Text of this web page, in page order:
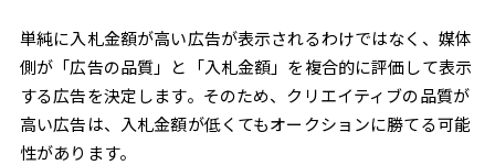
単純に入札金額が高い広告が表示されるわけではなく、媒体
側が「広告の品質」と「入札金額」を複合的に評価して表示
する広告を決定します。そのため、クリエイティブの品質が
高い広告は、入札金額が低くてもオークションに勝てる可能
性があります。